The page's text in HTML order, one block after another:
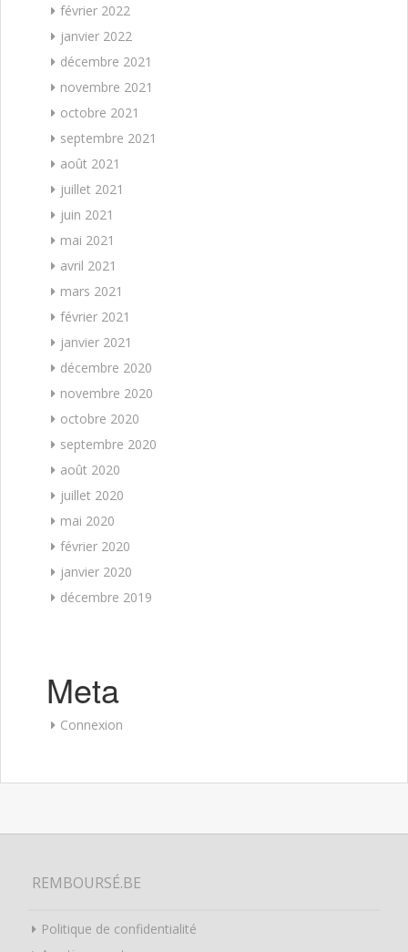
février 2022
janvier 2022
décembre 2021
novembre 2021
octobre 2021
septembre 2021
août 2021
juillet 2021
juin 2021
mai 2021
avril 2021
mars 2021
février 2021
janvier 2021
décembre 2020
novembre 2020
octobre 2020
septembre 2020
août 2020
juillet 2020
mai 2020
février 2020
janvier 2020
décembre 2019
Meta
Connexion
REMBOURSÉ.BE
Politique de confidentialité